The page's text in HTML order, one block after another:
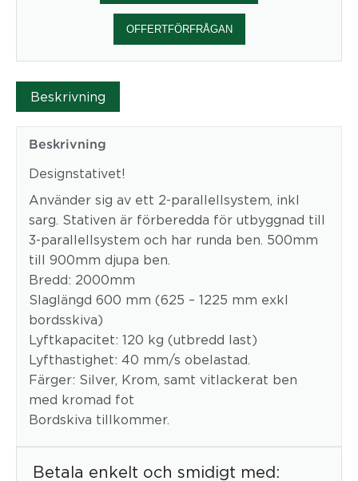
60
2000mm
Silver
OFFERTFÖRFRÅGAN
Beskrivning
Beskrivning
Designstativet!
Använder sig av ett 2-parallellsystem, inkl
sarg. Stativen är förberedda för utbyggnad till
3-parallellsystem och har runda ben. 500mm
till 900mm djupa ben.
Bredd: 2000mm
Slaglängd 600 mm (625 – 1225 mm exkl
bordsskiva)
Lyftkapacitet: 120 kg (utbredd last)
Lyfthastighet: 40 mm/s obelastad.
Färger: Silver, Krom, samt vitlackerat ben
med kromad fot
Bordskiva tillkommer.
Betala enkelt och smidigt med: